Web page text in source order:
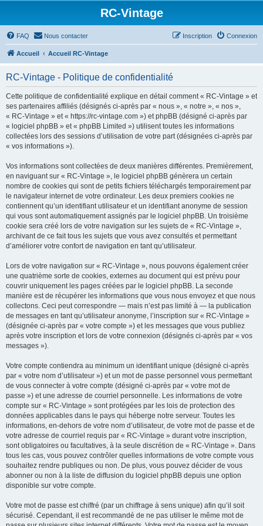
RC-Vintage
FAQ Nous contacter Connexion
Inscription
Accueil Accueil RC-Vintage
RC-Vintage - Politique de confidentialité
Cette politique de confidentialité explique en détail comment « RC-Vintage » et
ses partenaires affiliés (désignés ci-après par « nous », « notre », « nos »,
« RC-Vintage » et « https://rc-vintage.com ») et phpBB (désigné ci-après par
« logiciel phpBB » et « phpBB Limited ») utilisent toutes les informations
collectées lors des sessions d’utilisation de votre part (désignées ci-après par
« vos informations »).
Vos informations sont collectées de deux manières différentes. Premièrement,
en naviguant sur « RC-Vintage », le logiciel phpBB génèrera un certain
nombre de cookies qui sont de petits fichiers téléchargés temporairement par
le navigateur internet de votre ordinateur. Les deux premiers cookies ne
contiennent qu’un identifiant utilisateur et un identifiant anonyme de session
qui vous sont automatiquement assignés par le logiciel phpBB. Un troisième
cookie sera créé lors de votre navigation sur les sujets de « RC-Vintage »,
archivant de ce fait tous les sujets que vous avez consultés et permettant
d’améliorer votre confort de navigation en tant qu’utilisateur.
Lors de votre navigation sur « RC-Vintage », nous pouvons également créer
une quatrième sorte de cookies, externes au document qui est prévu pour
couvrir uniquement les pages créées par le logiciel phpBB. La seconde
manière est de récupérer les informations que vous nous envoyez et que nous
collectons. Ceci peut correspondre — mais n’est pas limité à — la publication
de messages en tant qu’utilisateur anonyme, l’inscription sur « RC-Vintage »
(désignée ci-après par « votre compte ») et les messages que vous publiez
après votre inscription et lors de votre connexion (désignés ci-après par « vos
messages »).
Votre compte contiendra au minimum un identifiant unique (désigné ci-après
par « votre nom d’utilisateur ») et un mot de passe personnel vous permettant
de vous connecter à votre compte (désigné ci-après par « votre mot de
passe ») et une adresse de courriel personnelle. Les informations de votre
compte sur « RC-Vintage » sont protégées par les lois de protection des
données applicables dans le pays qui héberge notre serveur. Toutes les
informations, en-dehors de votre nom d’utilisateur, de votre mot de passe et de
votre adresse de courriel requis par « RC-Vintage » durant votre inscription,
sont obligatoires ou facultatives, à la seule discrétion de « RC-Vintage ». Dans
tous les cas, vous pouvez contrôler quelles informations de votre compte vous
souhaitez rendre publiques ou non. De plus, vous pouvez décider de vous
abonner ou non à la liste de diffusion du logiciel phpBB depuis une option
disponible sur votre compte.
Votre mot de passe est chiffré (par un chiffrage à sens unique) afin qu’il soit
sécurisé. Cependant, il est recommandé de ne pas utiliser le même mot de